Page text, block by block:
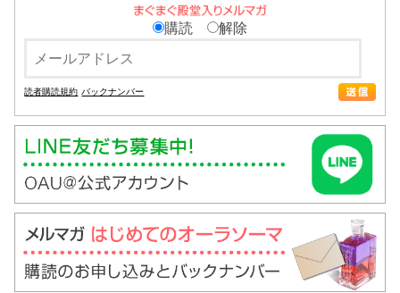
購読 解除
読者購読規約 バックナンバー